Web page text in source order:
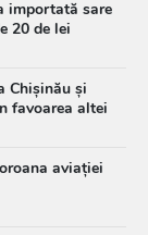
importată sare
20 de lei
Chișinău și
favoarea altei
aviației